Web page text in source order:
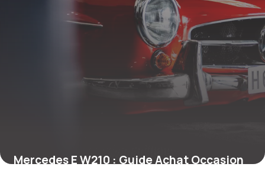
Mercedes E W210 : Guide Achat Occasion